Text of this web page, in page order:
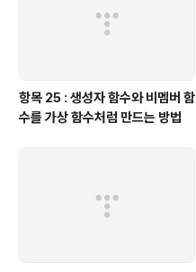
항목 25 : 생성자 함수와 비멤버 함
수를 가상 함수처럼 만드는 방법